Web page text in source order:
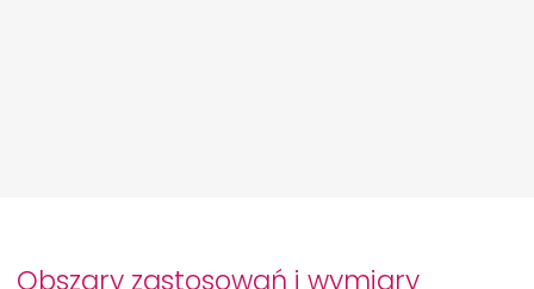
Obszary zastosowań i wymiary